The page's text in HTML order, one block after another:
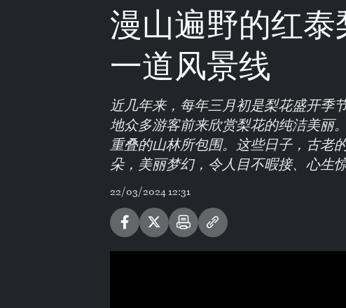
漫山遍野的红
一道风景线
近几年来，每年三月初是梨花盛开季
地众多游客前来欣赏梨花的纯洁美丽
重叠的山林所包围。这些日子，古老
朵，美丽梦幻，令人目不暇接、心生惊
22/03/2024 12:31